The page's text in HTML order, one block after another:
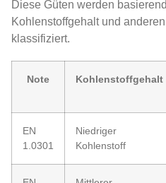
Diese Güten werden
Kohlenstoffgehalt und
klassifiziert.
Note Kohlenstoffgehalt
EN
1.0301
Niedriger
Kohlenstoff